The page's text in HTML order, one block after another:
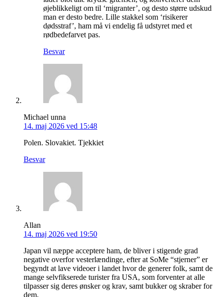
øjeblikkeligt om til ‘migranter’, og desto større udskud
man er desto bedre. Lille stakkel som ‘risikerer
dødsstraf’, ham må vi endelig få udstyret med et
rødbedefarvet pas.
Besvar
Michael unna
14. maj 2026 ved 15:48
Polen. Slovakiet. Tjekkiet
Besvar
Allan
14. maj 2026 ved 19:50
Japan vil næppe acceptere ham, de bliver i stigende grad
negative overfor vesterlændinge, efter at SoMe “stjerner” er
begyndt at lave videoer i landet hvor de generer folk, samt de
mange selvfikserede turister fra USA, som forventer at alle
tilpasser sig deres ønsker og krav, samt bukker og skraber for
dem.